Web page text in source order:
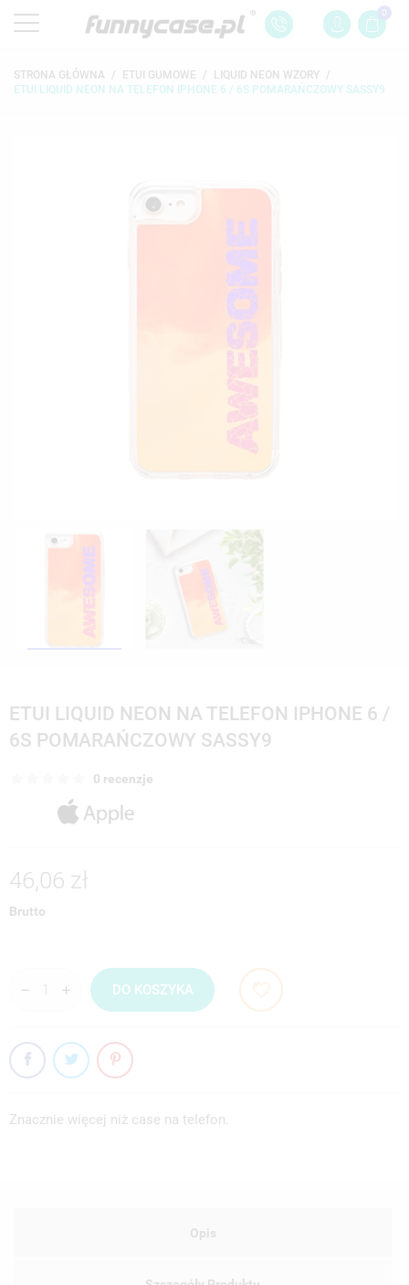
0
STRONA GŁÓWNA ETUI GUMOWE
LIQUID NEON WZORY
ETUI LIQUID NEON NA TELEFON IPHONE 6 / 6S POMARAŃCZOWY SASSY9
ETUI LIQUID NEON NA TELEFON IPHONE 6 /
6S POMARAŃCZOWY SASSY9
0 recenzje
46,06 zł
Brutto
DO KOSZYKA
Znacznie więcej niż case na telefon.
Opis